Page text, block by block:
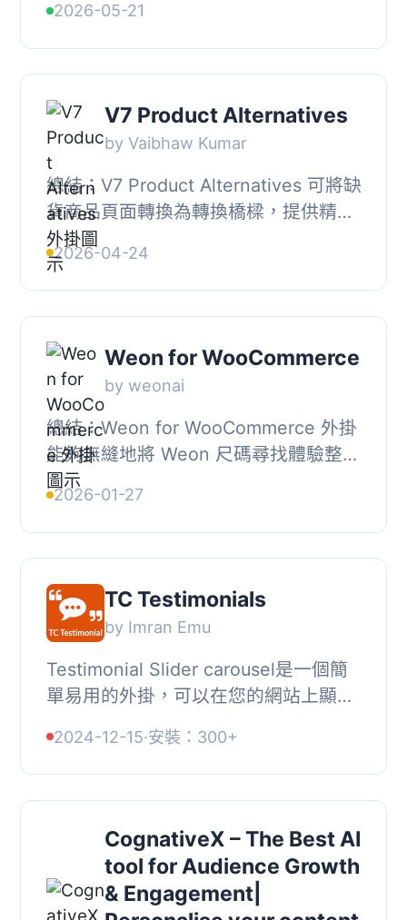
At the end of the form, the plugin
scores each of ...
2026-05-21
V7 Product Alternatives
by Vaibhaw Kumar
總結：V7 Product Alternatives 可將缺
貨商品頁面轉換為轉換橋樑，提供精選
的替代建議。, , 問題與答案：, 1. 這個
外掛主要提供什麼功能？, - 外掛可以將
缺貨...
2026-04-24
Weon for WooCommerce
by weonai
總結：Weon for WooCommerce 外掛
能夠無縫地將 Weon 尺碼尋找體驗整合
到您的商店中。透過在產品頁面上添加
一個簡單的「尋找您的尺碼」按鈕，您
可以減少退貨並...
2026-01-27
TC Testimonials
by Imran Emu
Testimonial Slider carousel是一個簡
單易用的外掛，可以在您的網站上顯示
含標題和網址。, 該外掛具有響應式設
計，並可使...
2024-12-15·安裝：300+
CognativeX – The Best AI
tool for Audience Growth
& Engagement|